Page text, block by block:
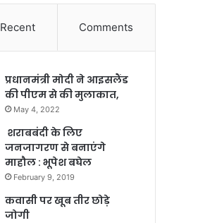
Recent Comments
प्रधानमंत्री मोदी ने आइसलैंड
की पीएम से की मुलाकात,
May 4, 2022
शराबबंदी के लिए
जनजागरण से बनाएंगे
माहौल : भूपेश बघेल
February 9, 2019
कवासी पर खूब तीर छोड़े
जोगी